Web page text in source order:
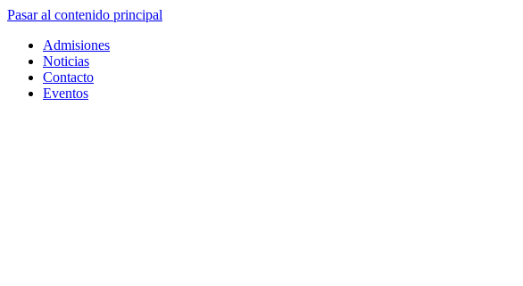
Pasar al contenido principal
Admisiones
Noticias
Contacto
Eventos